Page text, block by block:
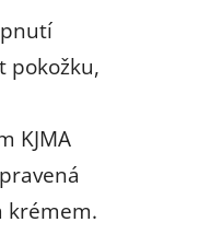
pokožku,
KJMA
krémem.